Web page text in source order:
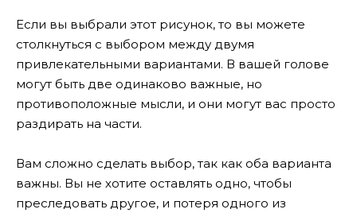
Если вы выбрали этот рисунок, то вы можете
столкнуться с выбором между двумя
привлекательными вариантами. В вашей голове
могут быть две одинаково важные, но
противоположные мысли, и они могут вас просто
раздирать на части.
Вам сложно сделать выбор, так как оба варианта
важны. Вы не хотите оставлять одно, чтобы
преследовать другое, и потеря одного из